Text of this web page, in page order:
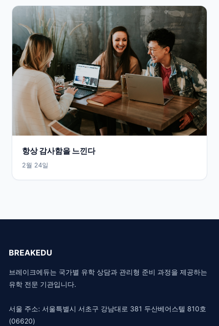
항상 감사함을 느낀다
2월 24일
BREAKEDU
브레이크에듀는 국가별 유학 상담과 관리형 준비 과정을 제공하는
유학 전문 기관입니다.
서울 주소: 서울특별시 서초구 강남대로 381 두산베어스텔 810호
(06620)